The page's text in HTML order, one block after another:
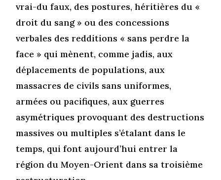
vrai-du faux, des postures, héritières du «
droit du sang » ou des concessions
verbales des redditions « sans perdre la
face » qui mènent, comme jadis, aux
déplacements de populations, aux
massacres de civils sans uniformes,
armées ou pacifiques, aux guerres
asymétriques provoquant des destructions
massives ou multiples s’étalant dans le
temps, qui font aujourd’hui entrer la
région du Moyen-Orient dans sa troisième